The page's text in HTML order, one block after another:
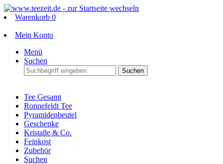
Warenkorb 0
Mein Konto
Menü
Suchen
Suchen
Tee Gesamt
Ronnefeldt Tee
Pyramidenbeutel
Geschenke
Kristalle & Co.
Feinkost
Zubehör
Suchen